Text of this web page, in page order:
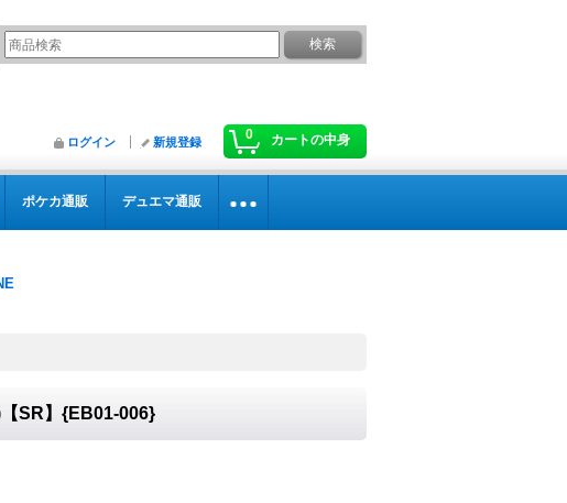
0 カートの中身
ログイン 新規登録
ポケカ通販 デュエマ通販
SR】{EB01-006}